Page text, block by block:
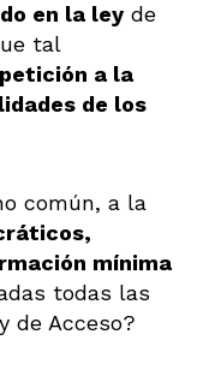
en la ley de
tal
a la
de los
común, a la
mínima
todas las
de Acceso?